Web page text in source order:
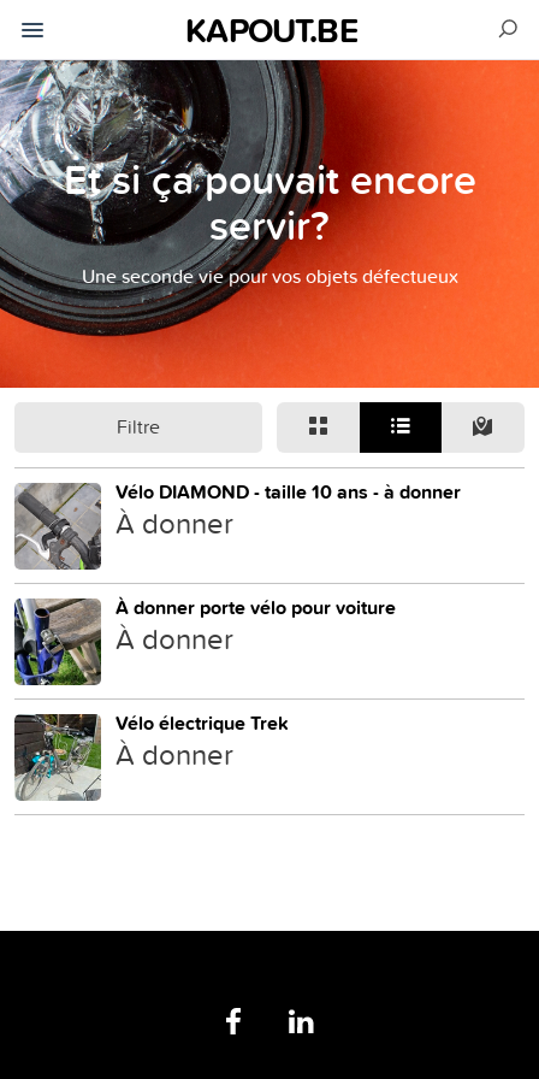
KAPOUT.BE
Et si ça pouvait encore
servir?
Une seconde vie pour vos objets défectueux
Filtre
Vélo DIAMOND - taille 10 ans - à donner
À donner
À donner porte vélo pour voiture
À donner
Vélo électrique Trek
À donner